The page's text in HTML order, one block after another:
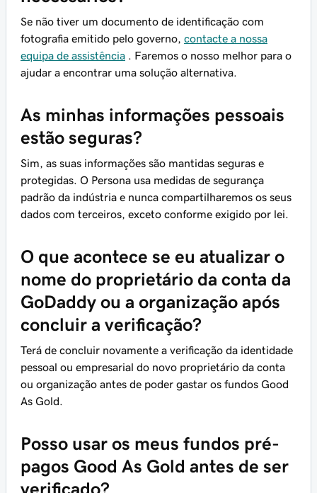
Se não tiver um documento de identificação com
fotografia emitido pelo governo, contacte a nossa
equipa de assistência . Faremos o nosso melhor para o
ajudar a encontrar uma solução alternativa.
As minhas informações pessoais
estão seguras?
Sim, as suas informações são mantidas seguras e
protegidas. O Persona usa medidas de segurança
padrão da indústria e nunca compartilharemos os seus
dados com terceiros, exceto conforme exigido por lei.
O que acontece se eu atualizar o
nome do proprietário da conta da
GoDaddy ou a organização após
concluir a verificação?
Terá de concluir novamente a verificação da identidade
pessoal ou empresarial do novo proprietário da conta
ou organização antes de poder gastar os fundos Good
As Gold.
Posso usar os meus fundos pré-
pagos Good As Gold antes de ser
verificado?